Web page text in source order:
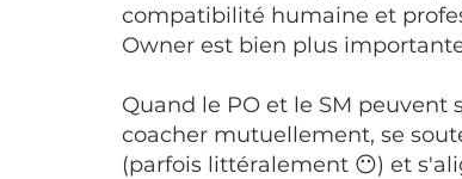
compatibilité humaine et
Owner est bien plus
Quand le PO et le SM peuvent
coacher mutuellement, se
(parfois littéralement 😶) et